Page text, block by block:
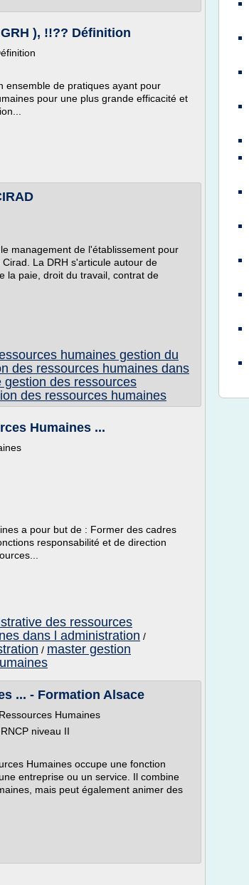
), !!?? Définition
ensemble de pratiques ayant pour
pour une plus grande efficacité et
management de l'établissement pour
La DRH s'articule autour de
la paie, droit du travail, contrat de
humaines gestion du
des ressources humaines dans
des ressources
des ressources humaines
Humaines ...
a pour but de : Former des cadres
responsabilité et de direction
des ressources
dans l administration /
/ master gestion
... - Formation Alsace
Humaines
niveau II
Humaines occupe une fonction
entreprise ou un service. Il combine
mais peut également animer des